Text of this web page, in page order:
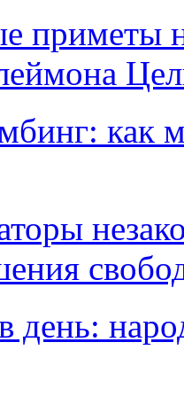
приметы
как
день: